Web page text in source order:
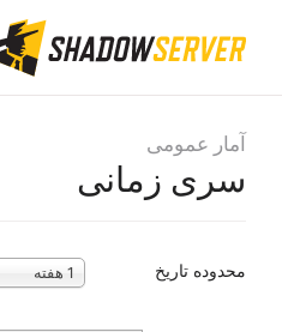
آمار عمومی
سری زمانی
محدوده تاریخ 1 هفته